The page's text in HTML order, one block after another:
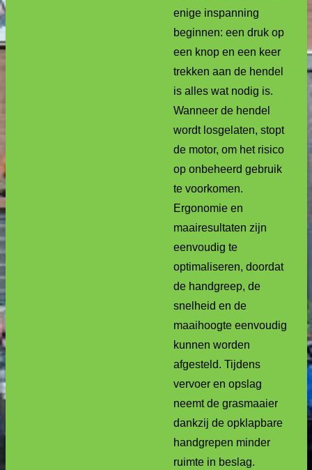
enige inspanning
beginnen: een druk op
een knop en een keer
trekken aan de hendel
is alles wat nodig is.
Wanneer de hendel
wordt losgelaten, stopt
de motor, om het risico
op onbeheerd gebruik
te voorkomen.
Ergonomie en
maairesultaten zijn
eenvoudig te
optimaliseren, doordat
de handgreep, de
snelheid en de
maaihoogte eenvoudig
kunnen worden
afgesteld. Tijdens
vervoer en opslag
neemt de grasmaaier
dankzij de opklapbare
handgrepen minder
ruimte in beslag.